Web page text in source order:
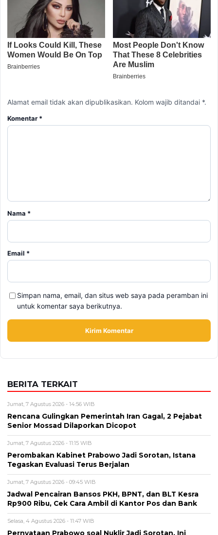
Alamat email tidak akan dipublikasikan. Kolom wajib ditandai *.
Komentar *
Nama *
Email *
Simpan nama, email, dan situs web saya pada peramban ini
untuk komentar saya berikutnya.
BERITA TERKAIT
Jumat, 7 Agustus 2026 - 14:56 WIB
Rencana Gulingkan Pemerintah Iran Gagal, 2 Pejabat
Senior Mossad Dilaporkan Dicopot
Jumat, 7 Agustus 2026 - 11:15 WIB
Perombakan Kabinet Prabowo Jadi Sorotan, Istana
Tegaskan Evaluasi Terus Berjalan
Jumat, 7 Agustus 2026 - 09:45 WIB
Jadwal Pencairan Bansos PKH, BPNT, dan BLT Kesra
Rp900 Ribu, Cek Cara Ambil di Kantor Pos dan Bank
Selasa, 4 Agustus 2026 - 11:47 WIB
Pernyataan Prabowo soal Nuklir Jadi Sorotan, Ini